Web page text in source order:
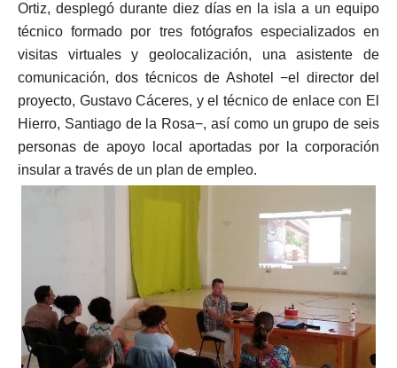
Ortiz, desplegó durante diez días en la isla a un equipo
técnico formado por tres fotógrafos especializados en
visitas virtuales y geolocalización, una asistente de
comunicación, dos técnicos de Ashotel −el director del
proyecto, Gustavo Cáceres, y el técnico de enlace con El
Hierro, Santiago de la Rosa−, así como un grupo de seis
personas de apoyo local aportadas por la corporación
insular a través de un plan de empleo.